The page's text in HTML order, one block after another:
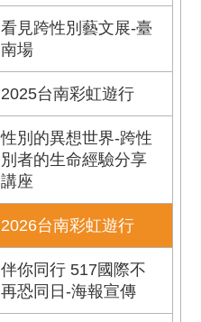
看見跨性別藝文展-臺
南場
2025台南彩虹遊行
性別的異想世界-跨性
別者的生命經驗分享
講座
2026台南彩虹遊行
伴你同行 517國際不
再恐同日-海報宣傳